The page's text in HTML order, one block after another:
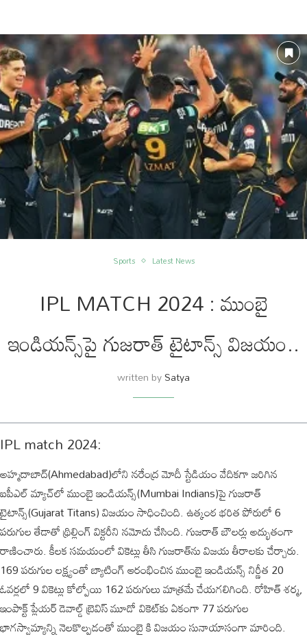
Sports Latest News
IPL MATCH 2024 : ముంబై
ఇండియన్స్‌పై గుజరాత్ టైటాన్స్ విజయం..
written bySatya
IPL match 2024:
అహ్మదాబాద్‌(Ahmedabad)లోని నరేంద్ర మోదీ స్టేడియం వేదికగా జరిగిన
ఐపీఎల్ మ్యాచ్‌లో ముంబై ఇండియన్స్‌(Mumbai Indians)పై గుజరాత్
టైటాన్స్(Gujarat Titans) విజయం సాధించింది. ఉత్కంఠ భరిత పోరులో 6
పరుగుల తేడాతో థ్రిల్లింగ్ విక్టరీని నమోదు చేసింది. గుజరాత్ బౌలర్లు అద్భుతంగా
రాణించారు. కీలక సమయంలో వికెట్లు తీసి గుజరాత్‌ను విజయ తీరాలకు చేర్చారు.
169 పరుగుల లక్ష్యంతో బ్యాటింగ్ ఆరంభించిన ముంబై ఇండియన్స్‌ నిర్ణీత 20
ఓవర్లలో 9 వికెట్లు కోల్పోయి 162 పరుగులు మాత్రమే చేయగలిగింది. రోహిత్ శర్మ,
ఇంపాక్ట్ ప్లేయర్ డెవాల్డ్ బ్రెవిస్ మూడో వికెట్‌కు ఏకంగా 77 పరుగుల
భాగస్వామ్యాన్ని నెలకొల్పడంతో ముంబై కి విజయం సునాయాసంగా మారింది.